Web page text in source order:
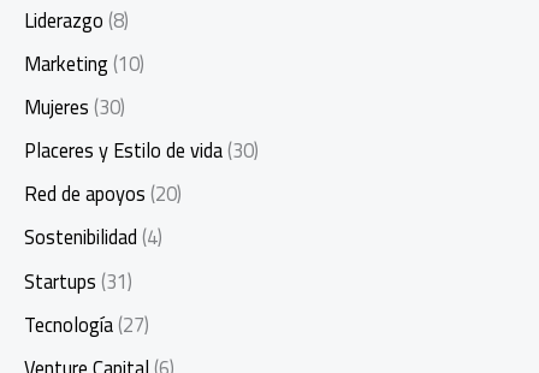
Liderazgo(8)
Marketing(10)
Mujeres(30)
Placeres y Estilo de vida(30)
Red de apoyos(20)
Sostenibilidad(4)
Startups(31)
Tecnología(27)